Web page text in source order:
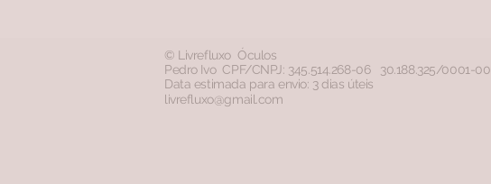
© Livrefluxo Óculos
Pedro Ivo CPF/CNPJ: 345.514.268-06 30.188.325/0001-00
Data estimada para envio: 3 dias úteis
livrefluxo@gmail.com